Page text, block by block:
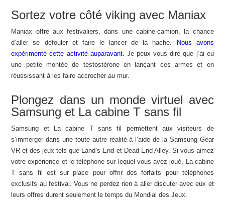
Sortez votre côté viking avec Maniax
Maniax offre aux festivaliers, dans une cabine-camion, la chance
d’aller se défouler et faire le lancer de la hache.
Nous avons
expérimenté cette activité auparavant. Je peux vous dire que j’ai eu
une petite montée de testostérone en lançant ces armes et en
réussissant à les faire accrocher au mur.
Plongez dans un monde virtuel avec
Samsung et La cabine T sans fil
Samsung et La cabine T sans fil permettent aux visiteurs de
s’immerger dans une toute autre réalité à l’aide de la Samsung Gear
VR et des jeux tels que Land’s End et Dead End Alley. Si vous aimez
votre expérience et le téléphone sur lequel vous avez joué, La cabine
T sans fil est sur place pour offrir des forfaits pour téléphones
exclusifs au festival. Vous ne perdez rien à aller discuter avec eux et
leurs offres durent seulement le temps du Mondial des Jeux.